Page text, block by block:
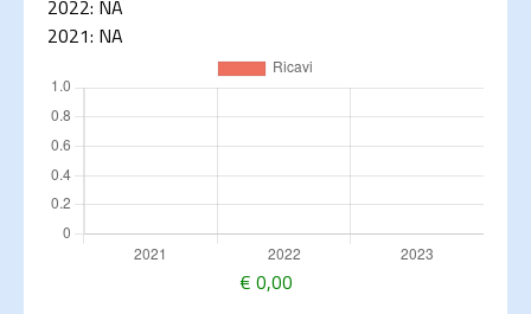
2022: NA
2021: NA
€ 0,00